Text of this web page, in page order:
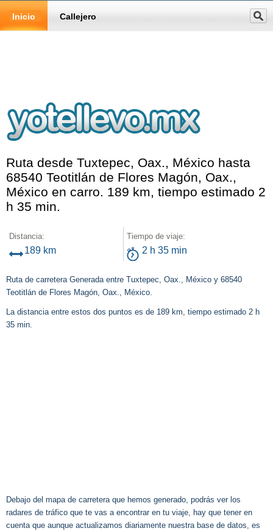
Inicio Callejero
Ruta desde Tuxtepec, Oax., México hasta
68540 Teotitlán de Flores Magón, Oax.,
México en carro. 189 km, tiempo estimado 2
h 35 min.
Distancia:
189 km
Tiempo de viaje:
2 h 35 min
Ruta de carretera Generada entre Tuxtepec, Oax., México y 68540
Teotitlán de Flores Magón, Oax., México.
La distancia entre estos dos puntos es de 189 km, tiempo estimado 2 h
35 min.
Debajo del mapa de carretera que hemos generado, podrás ver los
radares de tráfico que te vas a encontrar en tu viaje, hay que tener en
cuenta que aunque actualizamos diariamente nuestra base de datos, es